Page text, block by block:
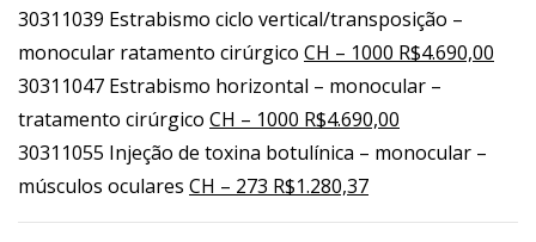
30311039 Estrabismo ciclo vertical/transposição –
monocular ratamento cirúrgico CH – 1000 R$4.690,00
30311047 Estrabismo horizontal – monocular –
tratamento cirúrgico CH – 1000 R$4.690,00
30311055 Injeção de toxina botulínica – monocular –
músculos oculares CH – 273 R$1.280,37